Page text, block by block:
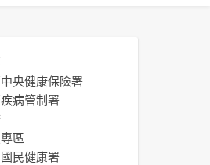
央健康保險署
病管制署
區
民健康署